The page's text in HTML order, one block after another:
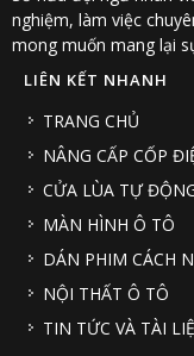
nghiệm, làm việc
mong muốn mang lại
LIÊN KẾT NHANH
TRANG CHỦ
NÂNG CẤP CỐP
CỬA LÙA TỰ
MÀN HÌNH Ô TÔ
DÁN PHIM CÁCH
NỘI THẤT Ô TÔ
TIN TỨC VÀ TÀI